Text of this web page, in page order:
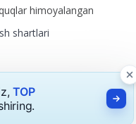
himoyalangan
shartlari
TOP